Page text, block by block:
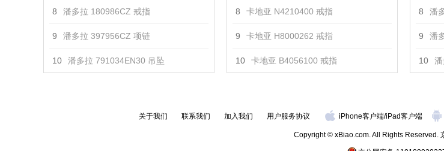
8 潘多拉 180986CZ 戒指
9 潘多拉 397956CZ 项链
10 潘多拉 791034EN30 吊坠
8 卡地亚 N4210400 戒指
9 卡地亚 H8000262 戒指
10 卡地亚 B4056100 戒指
8 潘
9 潘
10
关于我们 联系我们 加入我们 用户服务协议 iPhone客户端/iPad客户端
Copyright © xBiao.com. All Rights Reserved.